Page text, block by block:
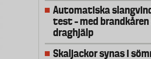
Automatiska
test – med brandkåren
draghjälp
Skaljackor synas i